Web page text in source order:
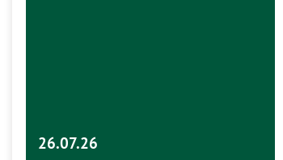
26.07.26